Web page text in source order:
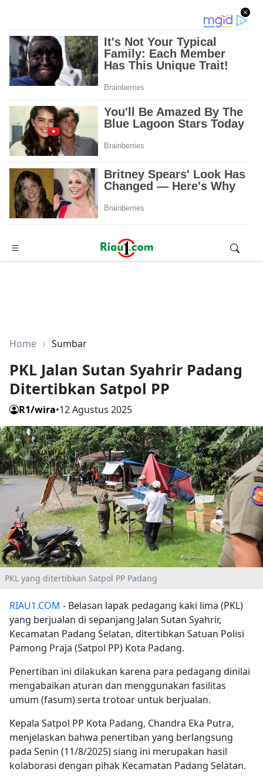
Advertisement
Home Sumbar
PKL Jalan Sutan Syahrir Padang
Ditertibkan Satpol PP
R1/wira•12 Agustus 2025
PKL yang ditertibkan Satpol PP Padang
RIAU1.COM - Belasan lapak pedagang kaki lima (PKL)
yang berjualan di sepanjang Jalan Sutan Syahrir,
Kecamatan Padang Selatan, ditertibkan Satuan Polisi
Pamong Praja (Satpol PP) Kota Padang.
Penertiban ini dilakukan karena para pedagang dinilai
mengabaikan aturan dan menggunakan fasilitas
umum (fasum) serta trotoar untuk berjualan.
Kepala Satpol PP Kota Padang, Chandra Eka Putra,
menjelaskan bahwa penertiban yang berlangsung
pada Senin (11/8/2025) siang ini merupakan hasil
kolaborasi dengan pihak Kecamatan Padang Selatan.